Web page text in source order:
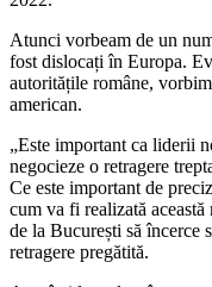
Atunci vorbeam de un
fost dislocați în Europa.
autoritățile române,
american.
„Este important ca liderii
negocieze o retragere
Ce este important de
cum va fi realizată
de la București să încerce
retragere pregătită.